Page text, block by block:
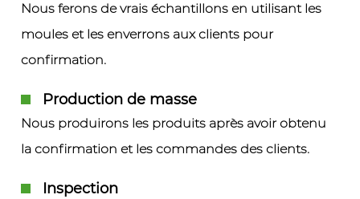
Nous ferons de vrais échantillons en utilisant les
moules et les enverrons aux clients pour
confirmation.
Production de masse
Nous produirons les produits après avoir obtenu
la confirmation et les commandes des clients.
Inspection